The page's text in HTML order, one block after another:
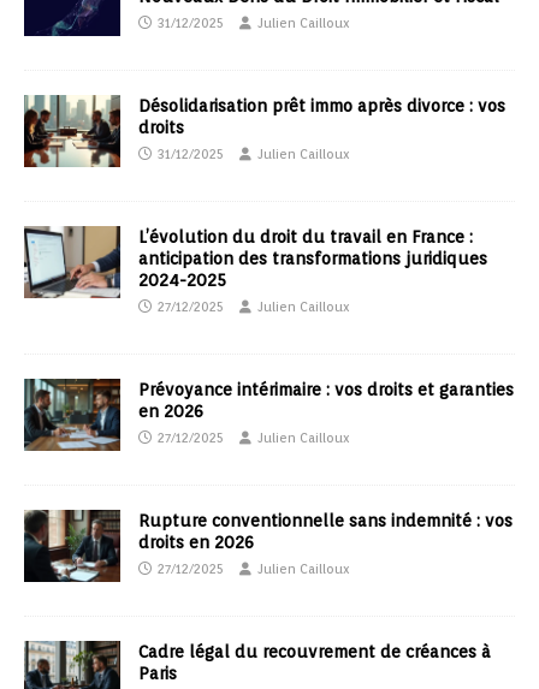
31/12/2025 Julien Cailloux
Désolidarisation prêt immo après divorce : vos
droits
31/12/2025 Julien Cailloux
L’évolution du droit du travail en France :
anticipation des transformations juridiques
2024-2025
27/12/2025 Julien Cailloux
Prévoyance intérimaire : vos droits et garanties
en 2026
27/12/2025 Julien Cailloux
Rupture conventionnelle sans indemnité : vos
droits en 2026
27/12/2025 Julien Cailloux
Cadre légal du recouvrement de créances à
Paris